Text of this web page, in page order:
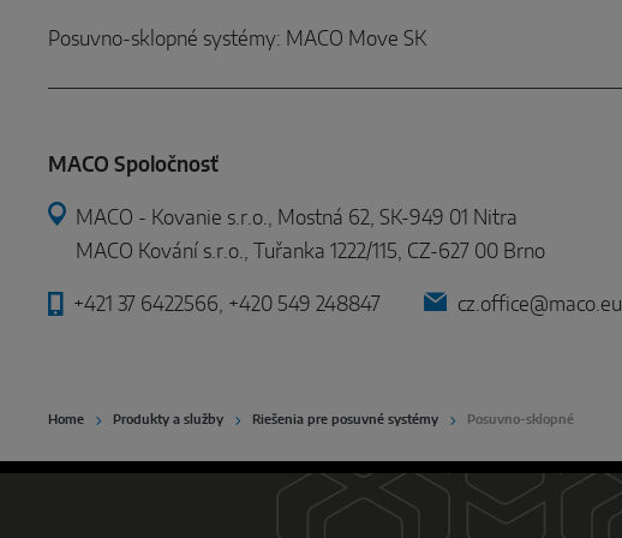
Posuvno-sklopné systémy: MACO Move SK
MACO Spoločnosť
MACO - Kovanie s.r.o., Mostná 62, SK-949 01 Nitra
MACO Kování s.r.o., Tuřanka 1222/115, CZ-627 00 Brno
+421 37 6422566, +420 549 248847 cz.office@maco.eu
Home Produkty a služby Riešenia pre posuvné systémy Posuvno-sklopné